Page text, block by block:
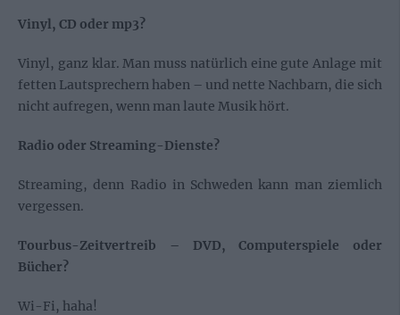
Vinyl, CD oder mp3?
Vinyl, ganz klar. Man muss natürlich eine gute Anlage mit
fetten Lautsprechern haben – und nette Nachbarn, die sich
nicht aufregen, wenn man laute Musik hört.
Radio oder Streaming-Dienste?
Streaming, denn Radio in Schweden kann man ziemlich
vergessen.
Tourbus-Zeitvertreib – DVD, Computerspiele oder
Bücher?
Wi-Fi, haha!